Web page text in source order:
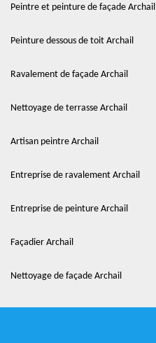
Peintre et peinture de façade Archail
Peinture dessous de toit Archail
Ravalement de façade Archail
Nettoyage de terrasse Archail
Artisan peintre Archail
Entreprise de ravalement Archail
Entreprise de peinture Archail
Façadier Archail
Nettoyage de façade Archail